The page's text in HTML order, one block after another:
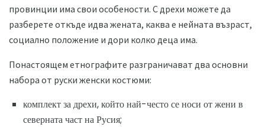
провинции има свои особености. С дрехи можете да
разберете откъде идва жената, каква е нейната възраст,
социално положение и дори колко деца има.
Понастоящем етнографите разграничават два основни
набора от руски женски костюми:
комплект за дрехи, който най-често се носи от жени в
северната част на Русия;